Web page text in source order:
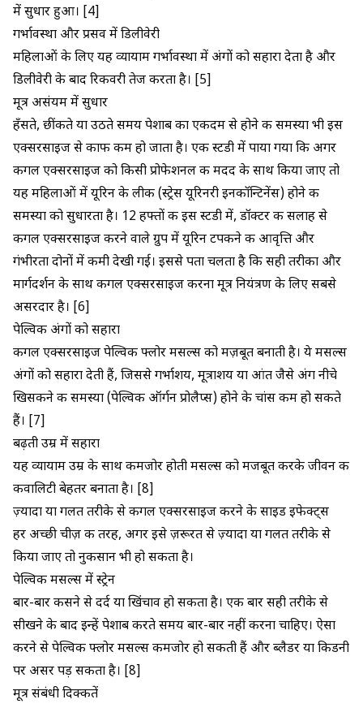
में सुधार हुआ। [4]
गर्भावस्था और प्रसव में डिलीवेरी
महिलाओं के लिए यह व्यायाम गर्भावस्था में अंगों को सहारा देता है और
डिलीवेरी के बाद रिकवरी तेज करता है। [5]
मूत्र असंयम में सुधार
हँसते, छींकते या उठते समय पेशाब का एकदम से होने की समस्या भी इस
एक्सरसाइज से काफी कम हो जाता है। एक स्टडी में पाया गया कि अगर
कीगल एक्सरसाइज को किसी प्रोफेशनल की मदद के साथ किया जाए तो
यह महिलाओं में यूरिन के लीक (स्ट्रेस यूरिनरी इनकॉन्टिनेंस) होने की
समस्या को सुधारता है। 12 हफ्तों की इस स्टडी में, डॉक्टर की सलाह से
कीगल एक्सरसाइज करने वाले ग्रुप में यूरिन टपकने की आवृत्ति और
गंभीरता दोनों में कमी देखी गई। इससे पता चलता है कि सही तरीका और
मार्गदर्शन के साथ कीगल एक्सरसाइज करना मूत्र नियंत्रण के लिए सबसे
असरदार है। [6]
पेल्विक अंगों को सहारा
कीगल एक्सरसाइज पेल्विक फ्लोर मसल्स को मज़बूत बनाती है। ये मसल्स
अंगों को सहारा देती हैं, जिससे गर्भाशय, मूत्राशय या आंत जैसे अंग नीचे
खिसकने की समस्या (पेल्विक ऑर्गन प्रोलैप्स) होने के चांस कम हो सकते
हैं। [7]
बढ़ती उम्र में सहारा
यह व्यायाम उम्र के साथ कमजोर होती मसल्स को मजबूत करके जीवन की
कवालिटी बेहतर बनाता है। [8]
ज़्यादा या गलत तरीके से कीगल एक्सरसाइज करने के साइड इफेक्ट्स
हर अच्छी चीज़ की तरह, अगर इसे ज़रूरत से ज़्यादा या गलत तरीके से
किया जाए तो नुकसान भी हो सकता है।
पेल्विक मसल्स में स्ट्रेन
बार-बार कसने से दर्द या खिंचाव हो सकता है। एक बार सही तरीके से
सीखने के बाद इन्हें पेशाब करते समय बार-बार नहीं करना चाहिए। ऐसा
करने से पेल्विक फ्लोर मसल्स कमजोर हो सकती हैं और ब्लैडर या किडनी
पर असर पड़ सकता है। [8]
मूत्र संबंधी दिक्कतें